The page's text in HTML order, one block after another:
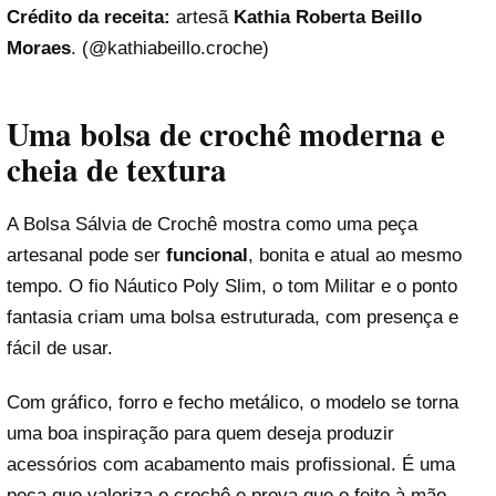
Crédito da receita: artesã Kathia Roberta Beillo
Moraes. (@kathiabeillo.croche)
Uma bolsa de crochê moderna e
cheia de textura
A Bolsa Sálvia de Crochê mostra como uma peça
artesanal pode ser funcional, bonita e atual ao mesmo
tempo. O fio Náutico Poly Slim, o tom Militar e o ponto
fantasia criam uma bolsa estruturada, com presença e
fácil de usar.
Com gráfico, forro e fecho metálico, o modelo se torna
uma boa inspiração para quem deseja produzir
acessórios com acabamento mais profissional. É uma